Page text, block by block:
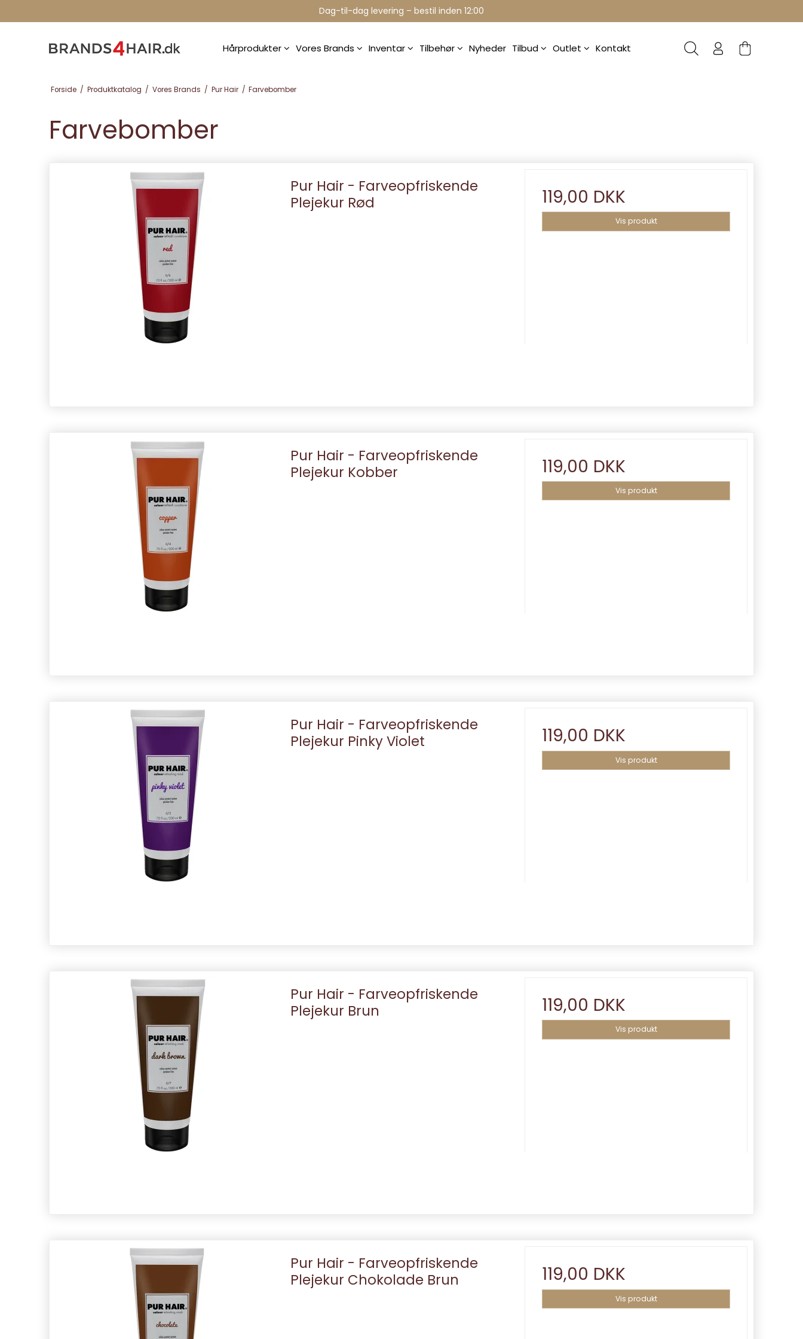
Dag-til-dag levering – bestil inden 12:00
Professionelle brands - over 15 års erfaring
Hårprodukter Vores Brands Inventar Tilbehør Nyheder Tilbud Outlet Kontakt
Forside / Produktkatalog / Vores Brands / Pur Hair / Farvebomber
Farvebomber
Pur Hair - Farveopfriskende
Plejekur Rød
119,00 DKK
Vis produkt
Pur Hair - Farveopfriskende
Plejekur Kobber
119,00 DKK
Vis produkt
Pur Hair - Farveopfriskende
Plejekur Pinky Violet
119,00 DKK
Vis produkt
Pur Hair - Farveopfriskende
Plejekur Brun
119,00 DKK
Vis produkt
Pur Hair - Farveopfriskende
Plejekur Chokolade Brun
119,00 DKK
Vis produkt